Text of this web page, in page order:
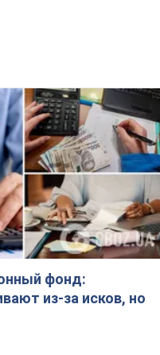
фонд:
из-за исков, но
экс-послу
что известно о
прокуратуры